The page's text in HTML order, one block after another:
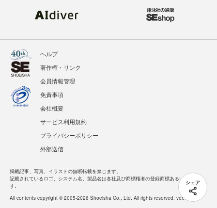
シェア
ヘルプ
著作権・リンク
会員情報管理
免責事項
会社概要
サービス利用規約
プライバシーポリシー
外部送信
掲載記事、写真、イラストの無断転載を禁じます。
記載されているロゴ、システム名、製品名は各社及び商標権者の登録商標あるいは商標で
す。
All contents copyright © 2005-2026 Shoeisha Co., Ltd. All rights reserved. ver.1.5